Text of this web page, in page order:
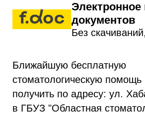
документов
Без
Ближайшую бесплатную
стоматологическую
получить по адресу: ул.
в ГБУЗ "Областная